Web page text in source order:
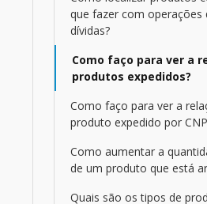
que fazer com operações
dívidas?
Como faço para ver a
produtos expedidos?
Como faço para ver a
produto expedido por
Como aumentar a
de um produto que está
Quais são os tipos de